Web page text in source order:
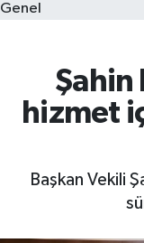
Genel
Şahin
hizmet
Başkan Vekili
Kültür &
Teknoloji